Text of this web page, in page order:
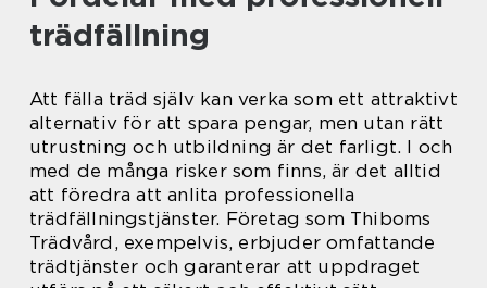
trädfällning
Att fälla träd själv kan verka som ett attraktivt
alternativ för att spara pengar, men utan rätt
utrustning och utbildning är det farligt. I och
med de många risker som finns, är det alltid
att föredra att anlita professionella
trädfällningstjänster. Företag som Thiboms
Trädvård, exempelvis, erbjuder omfattande
trädtjänster och garanterar att uppdraget